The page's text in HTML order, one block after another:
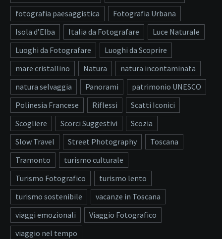
fotografia paesaggistica
Fotografia Urbana
Isola d’Elba
Italia da Fotografare
Luce Naturale
Luoghi da Fotografare
Luoghi da Scoprire
mare cristallino
Natura
natura incontaminata
natura selvaggia
Panorami
patrimonio UNESCO
Polinesia Francese
Riflessi
Scatti Iconici
Scogliere
Scorci Suggestivi
Scozia
Slow Travel
Street Photography
Toscana
Tramonto
turismo culturale
Turismo Fotografico
turismo lento
turismo sostenibile
vacanze in Toscana
viaggi emozionali
Viaggio Fotografico
viaggio nel tempo